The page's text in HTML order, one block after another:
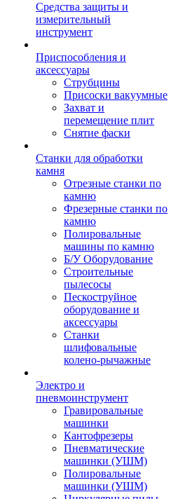
Средства защиты и
измерительный
инструмент
Приспособления и
аксессуары
Струбцины
Присоски вакуумные
Захват и
перемещение плит
Снятие фаски
Станки для обработки
камня
Отрезные станки по
камню
Фрезерные станки по
камню
Полировальные
машины по камню
Б/У Оборудование
Строительные
пылесосы
Пескоструйное
оборудование и
аксессуары
Станки
шлифовальные
колено-рычажные
Электро и
пневмоинструмент
Гравировальные
машинки
Кантофрезеры
Пневматические
машинки (УШМ)
Полировальные
машинки (УШМ)